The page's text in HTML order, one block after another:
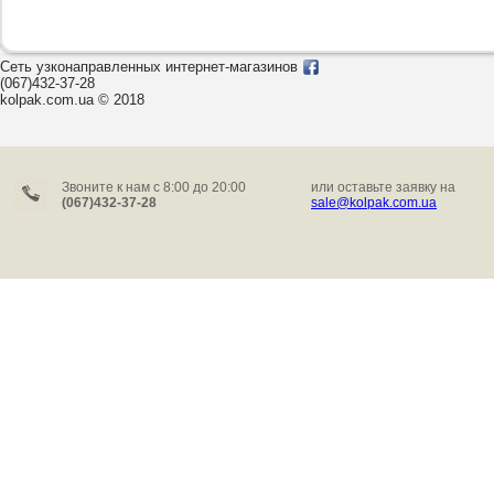
Сеть узконаправленных интернет-магазинов
(067)432-37-28
kolpak.com.ua © 2018
Звоните к нам c 8:00 до 20:00
(067)432-37-28
или оставьте заявку на
sale@kolpak.com.ua